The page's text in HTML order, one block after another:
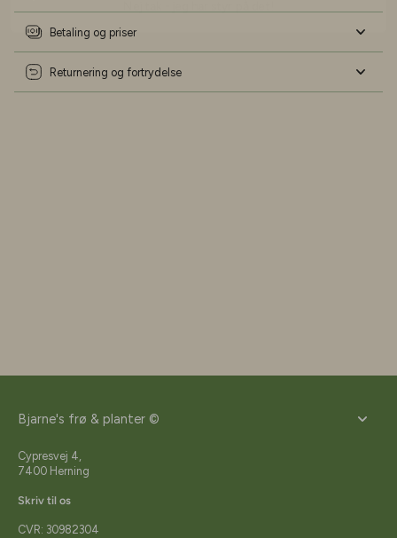
Betaling og priser
Returnering og fortrydelse
Bjarne's frø & planter ©
Cypresvej 4,
7400 Herning
Skriv til os
CVR: 30982304